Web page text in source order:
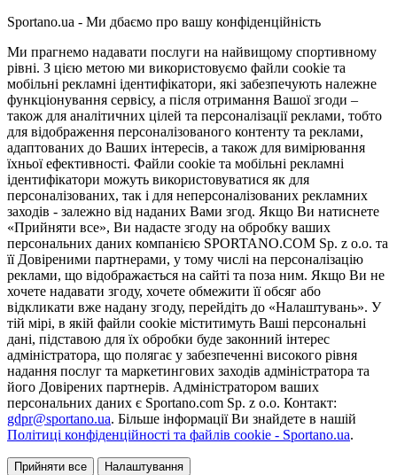
Sportano.ua - Ми дбаємо про вашу конфіденційність
Ми прагнемо надавати послуги на найвищому спортивному
рівні. З цією метою ми використовуємо файли cookie та
мобільні рекламні ідентифікатори, які забезпечують належне
функціонування сервісу, а після отримання Вашої згоди –
також для аналітичних цілей та персоналізації реклами, тобто
для відображення персоналізованого контенту та реклами,
адаптованих до Ваших інтересів, а також для вимірювання
їхньої ефективності. Файли cookie та мобільні рекламні
ідентифікатори можуть використовуватися як для
персоналізованих, так і для неперсоналізованих рекламних
заходів - залежно від наданих Вами згод. Якщо Ви натиснете
«Прийняти все», Ви надасте згоду на обробку ваших
персональних даних компанією SPORTANO.COM Sp. z o.o. та
її Довіреними партнерами, у тому числі на персоналізацію
реклами, що відображається на сайті та поза ним. Якщо Ви не
хочете надавати згоду, хочете обмежити її обсяг або
відкликати вже надану згоду, перейдіть до «Налаштувань». У
тій мірі, в якій файли cookie міститимуть Ваші персональні
дані, підставою для їх обробки буде законний інтерес
адміністратора, що полягає у забезпеченні високого рівня
надання послуг та маркетингових заходів адміністратора та
його Довірених партнерів. Адміністратором ваших
персональних даних є Sportano.com Sp. z o.o. Контакт:
gdpr@sportano.ua. Більше інформації Ви знайдете в нашій
Політиці конфіденційності та файлів cookie - Sportano.ua.
Прийняти все Налаштування